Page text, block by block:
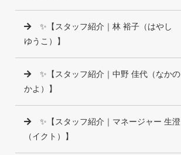
✨【スタッフ紹介｜林 裕子（はやし
ゆうこ）】
✨【スタッフ紹介｜中野 佳代（なかの
かよ）】
✨【スタッフ紹介｜マネージャー 生澄
（イクト）】